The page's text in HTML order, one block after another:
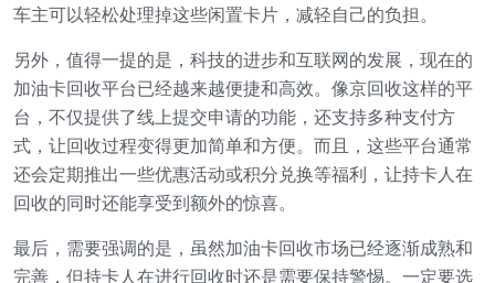
车主可以轻松处理掉这些闲置卡片，减轻自己的负担。
另外，值得一提的是，科技的进步和互联网的发展，现在的
加油卡回收平台已经越来越便捷和高效。像京回收这样的平
台，不仅提供了线上提交申请的功能，还支持多种支付方
式，让回收过程变得更加简单和方便。而且，这些平台通常
还会定期推出一些优惠活动或积分兑换等福利，让持卡人在
回收的同时还能享受到额外的惊喜。
最后，需要强调的是，虽然加油卡回收市场已经逐渐成熟和
完善，但持卡人在进行回收时还是需要保持警惕。一定要选